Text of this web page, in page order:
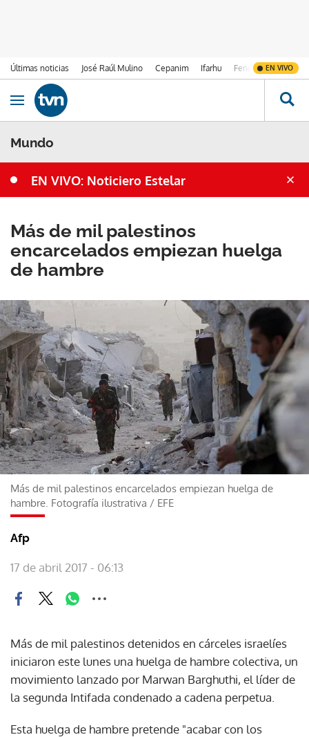
Últimas noticias José Raúl Mulino Cepanim Ifarhu Fenómeno de El
EN VIVO
Ir al contenido
Obrir navegació
Mundo
EN VIVO: Noticiero Estelar
Más de mil palestinos
encarcelados empiezan huelga
de hambre
Más de mil palestinos encarcelados empiezan huelga de
hambre. Fotografía ilustrativa / EFE
Afp
17 de abril 2017 - 06:13
Más de mil palestinos detenidos en cárceles israelíes
iniciaron este lunes una huelga de hambre colectiva, un
movimiento lanzado por Marwan Barghuthi, el líder de
la segunda Intifada condenado a cadena perpetua.
Esta huelga de hambre pretende "acabar con los